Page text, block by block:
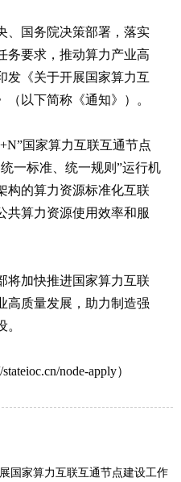
、国务院决策部署，落实
务要求，推动算力产业高
发《关于开展国家算力互
以下简称《通知》）。
国家算力互联互通节点
一标准、统一规则”运行机
构的算力资源标准化互联
共算力资源使用效率和服
将加快推进国家算力互联
高质量发展，助力制造强
node-apply）
国家算力互联互通节点建设工作